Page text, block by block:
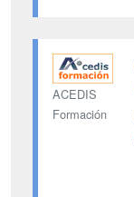
ACEDIS
Formación